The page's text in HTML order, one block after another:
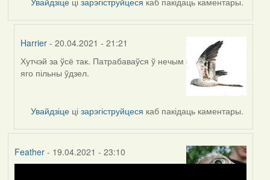
Harrier - 20.04.2021 - 21:21
In
reply
Lighty
Хутчэй за ўсё так. Патрабаваўся ў нечым
яго пільны ўдзел.
Увайдзіце цізарэгіструйцеся каб пакідаць каментары.
Feather- 19.04.2021 - 23:10